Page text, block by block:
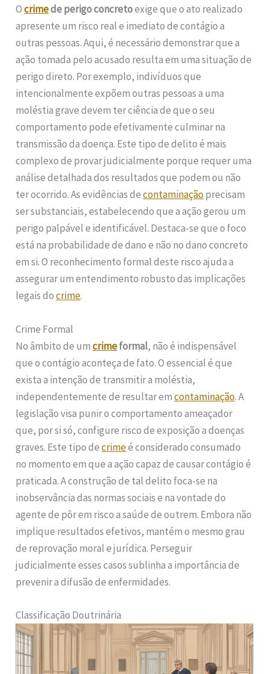
Ocrimede perigo concretoexige que o ato realizado
apresente um risco real e imediato de contágio a
outras pessoas. Aqui, é necessário demonstrar que a
ação tomada pelo acusado resulta em uma situação de
perigo direto. Por exemplo, indivíduos que
intencionalmente expõem outras pessoas a uma
moléstia grave devem ter ciência de que o seu
comportamento pode efetivamente culminar na
transmissão da doença. Este tipo de delito é mais
complexo de provar judicialmente porque requer uma
análise detalhada dos resultados que podem ou não
ter ocorrido. As evidências decontaminaçãoprecisam
ser substanciais, estabelecendo que a ação gerou um
perigo palpável e identificável. Destaca-se que o foco
está na probabilidade de dano e não no dano concreto
em si. O reconhecimento formal deste risco ajuda a
assegurar um entendimento robusto das implicações
legais docrime.
Crime Formal
No âmbito de umcrimeformal, não é indispensável
que o contágio aconteça de fato. O essencial é que
exista a intenção de transmitir a moléstia,
independentemente de resultar emcontaminação. A
legislação visa punir o comportamento ameaçador
que, por si só, configure risco de exposição a doenças
graves. Este tipo decrimeé considerado consumado
no momento em que a ação capaz de causar contágio é
praticada. A construção de tal delito foca-se na
inobservância das normas sociais e na vontade do
agente de pôr em risco a saúde de outrem. Embora não
implique resultados efetivos, mantém o mesmo grau
de reprovação moral e jurídica. Perseguir
judicialmente esses casos sublinha a importância de
prevenir a difusão de enfermidades.
Classificação Doutrinária